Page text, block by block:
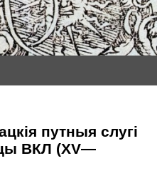
путныя слугі
ВКЛ (ХV—